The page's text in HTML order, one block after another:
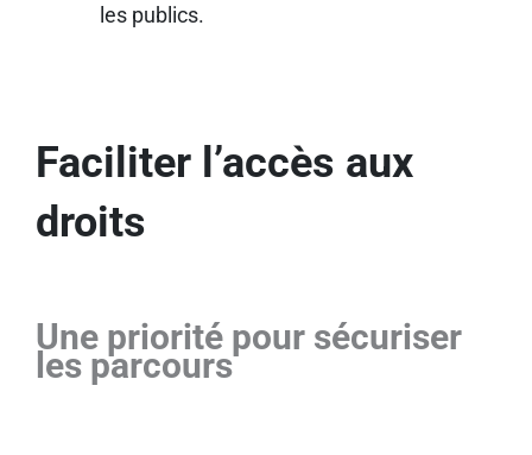
les publics.
Faciliter l’accès aux
droits
Une priorité pour sécuriser
les parcours